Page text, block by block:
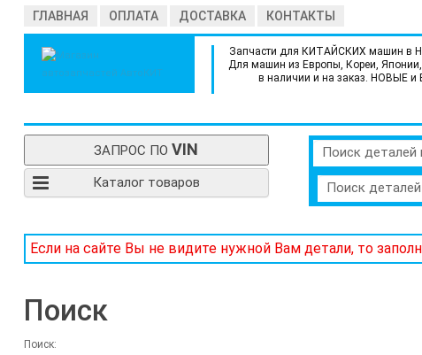
ГЛАВНАЯ ОПЛАТА ДОСТАВКА КОНТАКТЫ
Запчасти для КИТАЙСКИХ машин в
Для машин из Европы, Кореи,
в наличии и на заказ. НОВЫЕ и
ЗАПРОС ПОVIN
Каталог товаров
Поиск деталей
Поиск
Если на сайте Вы не видите нужной Вам детали, то
Поиск
Поиск: